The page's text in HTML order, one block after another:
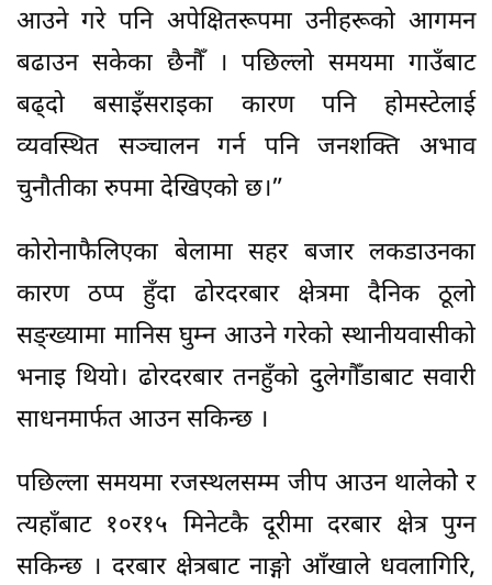
आउने गरे पनि अपेक्षितरूपमा उनीहरूको आगमन
बढाउन सकेका छैनौँ । पछिल्लो समयमा गाउँबाट
बढ्दो बसाइँसराइका कारण पनि होमस्टेलाई
व्यवस्थित सञ्चालन गर्न पनि जनशक्ति अभाव
चुनौतीका रुपमा देखिएको छ।”
कोरोनाफैलिएका बेलामा सहर बजार लकडाउनका
कारण ठप्प हुँदा ढोरदरबार क्षेत्रमा दैनिक ठूलो
सङ्ख्यामा मानिस घुम्न आउने गरेको स्थानीयवासीको
भनाइ थियो। ढोरदरबार तनहुँको दुलेगौँडाबाट सवारी
साधनमार्फत आउन सकिन्छ ।
पछिल्ला समयमा रजस्थलसम्म जीप आउन थालेकोे र
त्यहाँबाट १०र१५ मिनेटकै दूरीमा दरबार क्षेत्र पुग्न
सकिन्छ । दरबार क्षेत्रबाट नाङ्गो आँखाले धवलागिरि,